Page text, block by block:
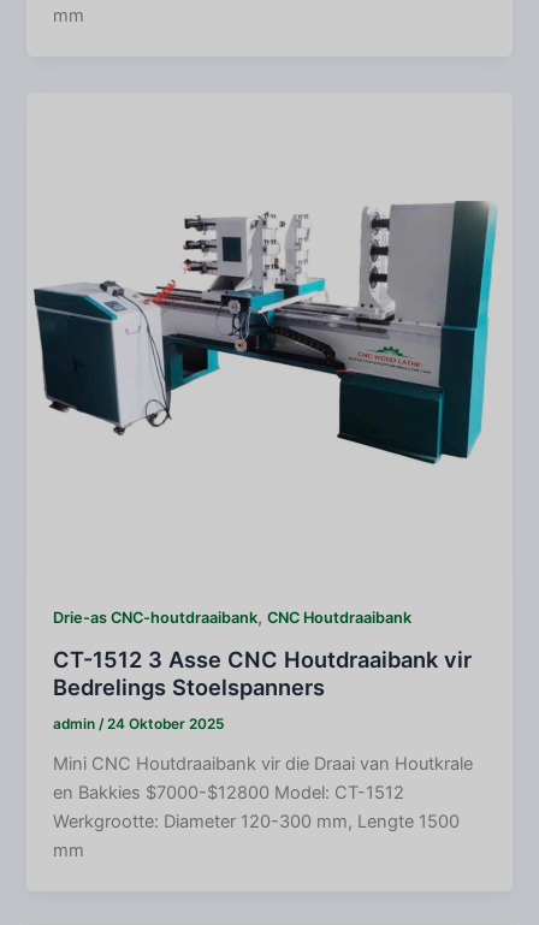
mm
Drie-as CNC-houtdraaibank,CNC Houtdraaibank
CT-1512 3 Asse CNC Houtdraaibank vir
Bedrelings Stoelspanners
admin/24 Oktober 2025
Mini CNC Houtdraaibank vir die Draai van Houtkrale
en Bakkies $7000-$12800 Model: CT-1512
Werkgrootte: Diameter 120-300 mm, Lengte 1500
mm